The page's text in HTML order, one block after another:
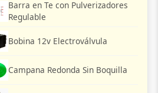
Barra en Te con Pulverizadores
Regulable
Bobina 12v Electroválvula
Campana Redonda Sin Boquilla